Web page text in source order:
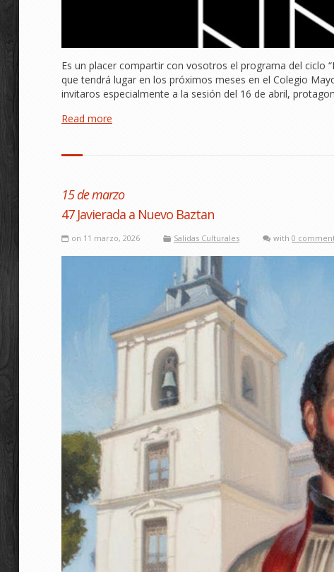
Es un placer compartir con vosotros el programa del ciclo
que tendrá lugar en los próximos meses en el Colegio
invitaros especialmente a la sesión del 16 de abril,
Read more
15 de marzo
47 Javierada a Nuevo Baztan
on 11 marzo, 2026 Salidas Culturales with 0